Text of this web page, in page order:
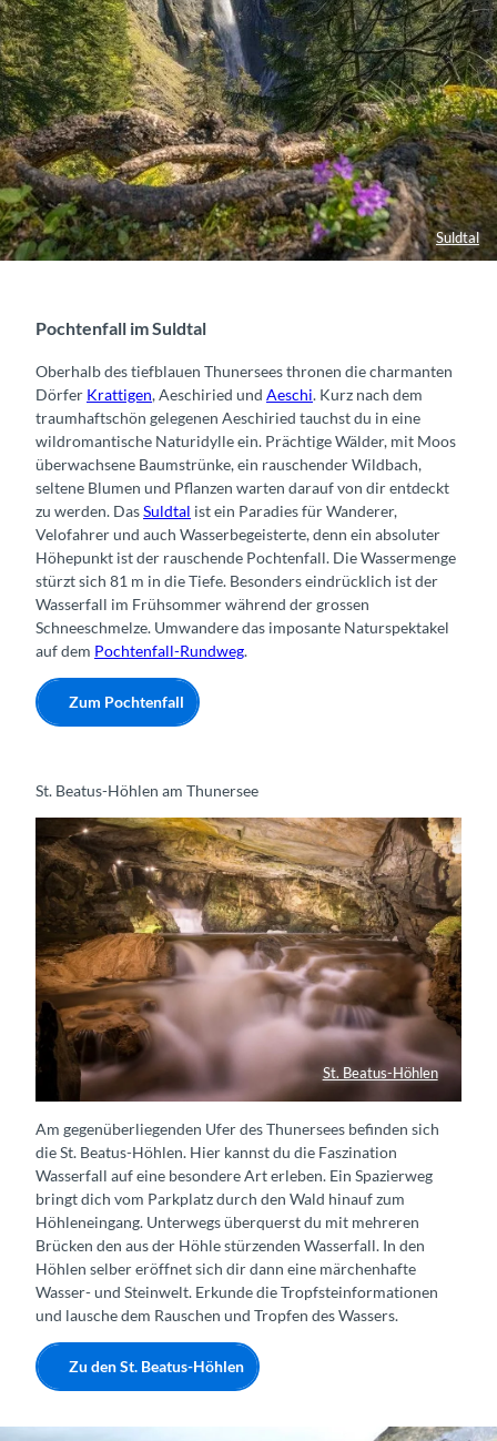
Suldtal
Pochtenfall im Suldtal
Oberhalb des tiefblauen Thunersees thronen die charmanten
Dörfer Krattigen, Aeschiried und Aeschi. Kurz nach dem
traumhaftschön gelegenen Aeschiried tauchst du in eine
wildromantische Naturidylle ein. Prächtige Wälder, mit Moos
überwachsene Baumstrünke, ein rauschender Wildbach,
seltene Blumen und Pflanzen warten darauf von dir entdeckt
zu werden. DasSuldtal ist ein Paradies für Wanderer,
Velofahrer und auch Wasserbegeisterte, denn ein absoluter
Höhepunkt ist der rauschende Pochtenfall. Die Wassermenge
stürzt sich 81 m in die Tiefe. Besonders eindrücklich ist der
Wasserfall im Frühsommer während der grossen
Schneeschmelze. Umwandere das imposante Naturspektakel
auf dem Pochtenfall-Rundweg.
Zum Pochtenfall
St. Beatus-Höhlen am Thunersee
St. Beatus-Höhlen
Wasserfall St. Beatus-Höhlen
Am gegenüberliegenden Ufer des Thunersees befinden sich
die St. Beatus-Höhlen. Hier kannst du die Faszination
Wasserfall auf eine besondere Art erleben. Ein Spazierweg
bringt dich vom Parkplatz durch den Wald hinauf zum
Höhleneingang. Unterwegs überquerst du mit mehreren
Brücken den aus der Höhle stürzenden Wasserfall. In den
Höhlen selber eröffnet sich dir dann eine märchenhafte
Wasser- und Steinwelt. Erkunde die Tropfsteinformationen
und lausche dem Rauschen und Tropfen des Wassers.
Zu den St. Beatus-Höhlen